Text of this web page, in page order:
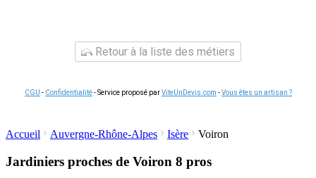
Retour à la liste des métiers
CGU - Confidentialité- Service proposé parViteUnDevis.com -Vous êtes un artisan ?
Accueil Auvergne-Rhône-Alpes Isère Voiron
Jardiniers proches de Voiron 8 pros